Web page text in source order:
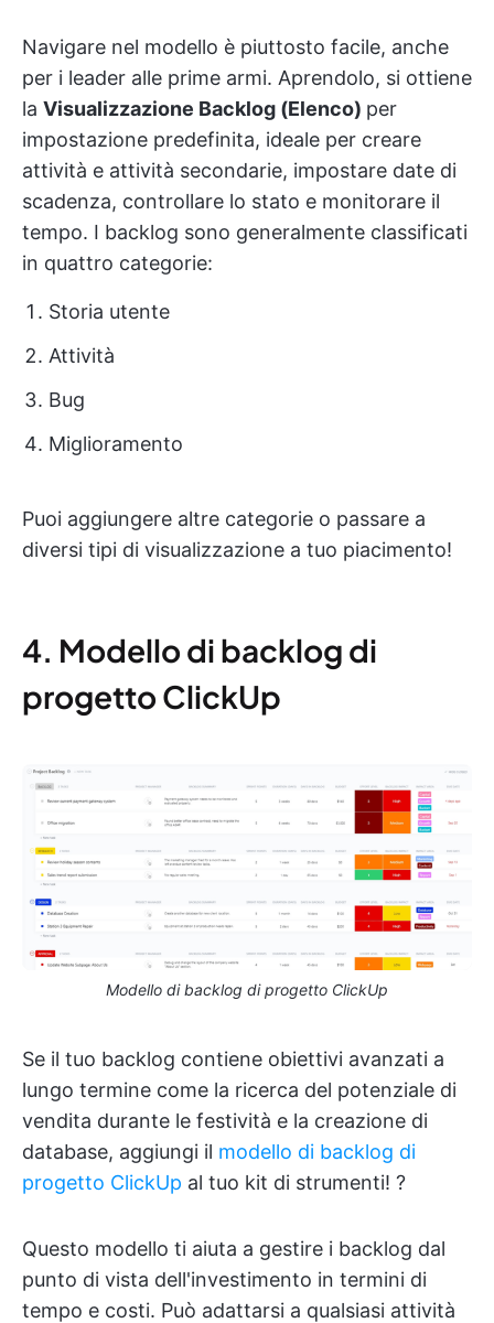
Navigare nel modello è piuttosto facile, anche
per i leader alle prime armi. Aprendolo, si ottiene
la Visualizzazione Backlog (Elenco) per
impostazione predefinita, ideale per creare
attività e attività secondarie, impostare date di
scadenza, controllare lo stato e monitorare il
tempo. I backlog sono generalmente classificati
in quattro categorie:
Storia utente
Attività
Bug
Miglioramento
Puoi aggiungere altre categorie o passare a
diversi tipi di visualizzazione a tuo piacimento!
4. Modello di backlog di
progetto ClickUp
Modello di backlog di progetto ClickUp
Se il tuo backlog contiene obiettivi avanzati a
lungo termine come la ricerca del potenziale di
vendita durante le festività e la creazione di
database, aggiungi il modello di backlog di
progetto ClickUp al tuo kit di strumenti! ?
Questo modello ti aiuta a gestire i backlog dal
punto di vista dell'investimento in termini di
tempo e costi. Può adattarsi a qualsiasi attività